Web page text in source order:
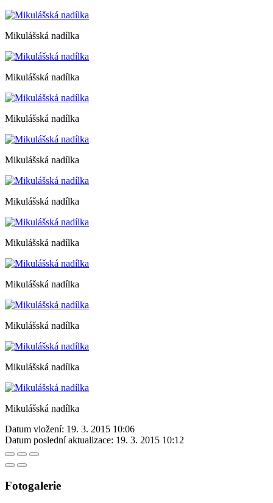
Mikulášská nadílka
Mikulášská nadílka
Mikulášská nadílka
Mikulášská nadílka
Mikulášská nadílka
Mikulášská nadílka
Mikulášská nadílka
Mikulášská nadílka
Mikulášská nadílka
Mikulášská nadílka
Datum vložení: 19. 3. 2015 10:06
Datum poslední aktualizace: 19. 3. 2015 10:12
Fotogalerie